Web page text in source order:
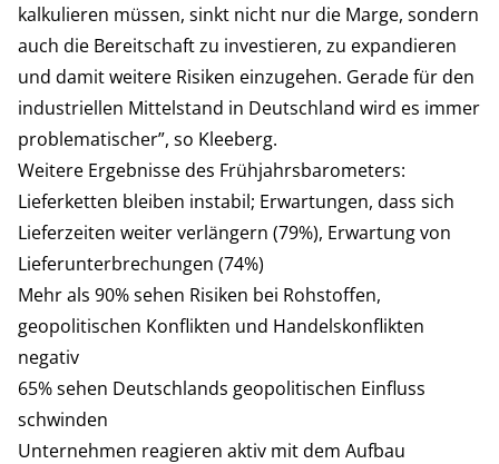
kalkulieren müssen, sinkt nicht nur die Marge, sondern
auch die Bereitschaft zu investieren, zu expandieren
und damit weitere Risiken einzugehen. Gerade für den
industriellen Mittelstand in Deutschland wird es immer
problematischer”, so Kleeberg.
Weitere Ergebnisse des Frühjahrsbarometers:
Lieferketten bleiben instabil; Erwartungen, dass sich
Lieferzeiten weiter verlängern (79%), Erwartung von
Lieferunterbrechungen (74%)
Mehr als 90% sehen Risiken bei Rohstoffen,
geopolitischen Konflikten und Handelskonflikten
negativ
65% sehen Deutschlands geopolitischen Einfluss
schwinden
Unternehmen reagieren aktiv mit dem Aufbau